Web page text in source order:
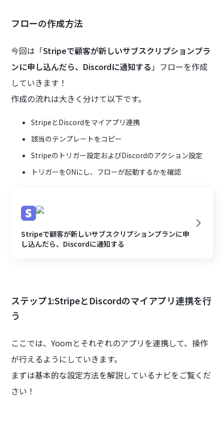
フローの作成方法
今回は「Stripeで顧客が新しいサブスクリプションプラ
ンに申し込んだら、Discordに通知する 」フローを作成
していきます！
作成の流れは大きく分けて以下です。
StripeとDiscordをマイアプリ連携
該当のテンプレートをコピー
Stripeのトリガー設定およびDiscordのアクション設定
トリガーをONにし、フローが起動するかを確認
Stripeで顧客が新しいサブスクリプションプランに申
し込んだら、Discordに通知する
ステップ1:StripeとDiscordのマイアプリ連携を行
う
ここでは、Yoomとそれぞれのアプリを連携して、操作
が行えるようにしていきます。
まずは基本的な設定方法を解説しているナビをご覧くだ
さい！